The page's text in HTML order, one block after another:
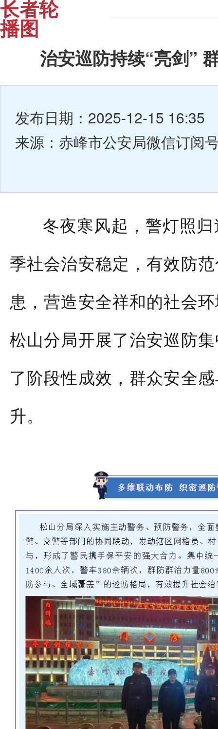
长者轮
播图
治安巡防持续“亮剑”
发布日期：2025-12-15 16:35
来源：赤峰市公安局微信订阅
冬夜寒风起，警灯照
季社会治安稳定，有效防
患，营造安全祥和的社会
松山分局开展了治安巡防
了阶段性成效，群众安全
升。